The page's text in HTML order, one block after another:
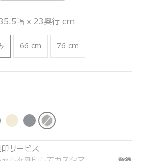
幅 x 23奥行 cm
66 cm 76 cm
サービス